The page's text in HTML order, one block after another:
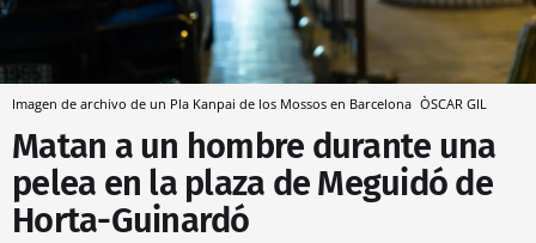
Imagen de archivo de un Pla Kanpai de los Mossos en Barcelona ÒSCAR GIL
Matan a un hombre durante una
pelea en la plaza de Meguidó de
Horta-Guinardó